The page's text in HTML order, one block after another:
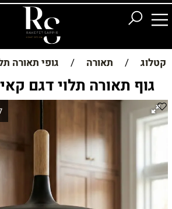
קטלוג / תאורה / גופי תאורה
גוף תאורה תלוי דגם